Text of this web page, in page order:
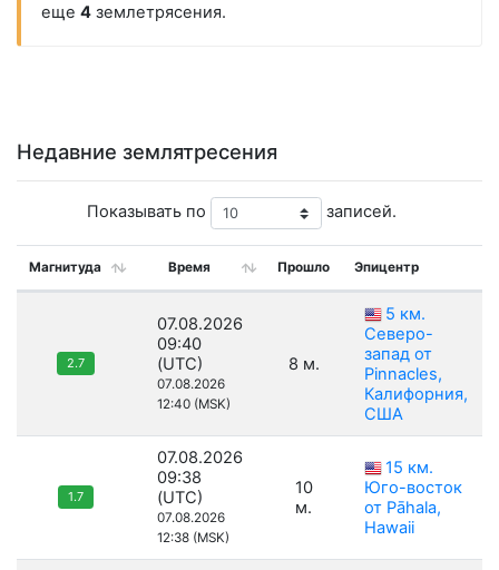
еще 4землетрясения.
Недавние землятресения
Показывать по записей.
Магнитуда Время Прошло Эпицентр
2.7
07.08.2026
09:40
(UTC)
07.08.2026
12:40 (MSK)
8 м.
5 км.
Северо-
запад от
Pinnacles,
Калифорния,
США
1.7
07.08.2026
09:38
(UTC)
07.08.2026
12:38 (MSK)
10
м.
15 км.
Юго-восток
от Pāhala,
Hawaii